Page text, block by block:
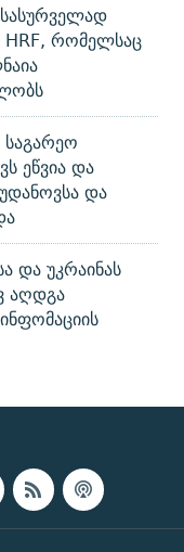
HRF, რომელსაც
საგარეო
ეწვია და
და
და უკრაინას
აღდგა